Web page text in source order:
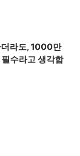
더라도, 1000만
수라고 생각합